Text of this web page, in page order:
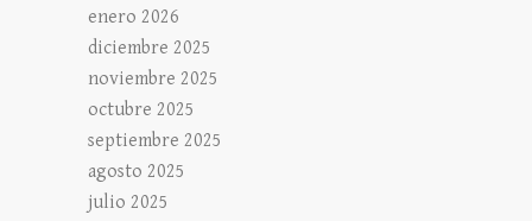
enero 2026
diciembre 2025
noviembre 2025
octubre 2025
septiembre 2025
agosto 2025
julio 2025